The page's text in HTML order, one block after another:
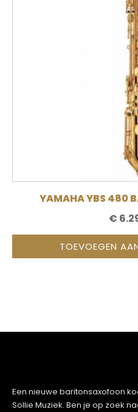
YAMAHA YBS 480
€
TOEVOEGEN
Een nieuwe baritonsaxofoon
Sollie Muziek. Ben je op zoek